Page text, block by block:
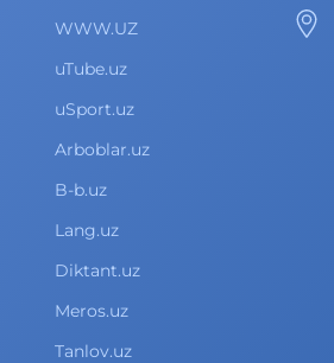
WWW.UZ
uTube.uz
uSport.uz
Arboblar.uz
B-b.uz
Lang.uz
Diktant.uz
Meros.uz
Tanlov.uz